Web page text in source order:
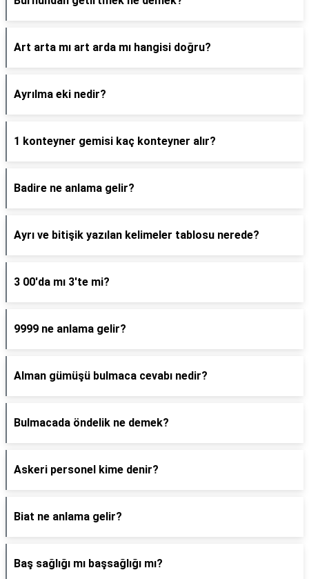
Art arta mı art arda mı hangisi doğru?
Ayrılma eki nedir?
1 konteyner gemisi kaç konteyner alır?
Badire ne anlama gelir?
Ayrı ve bitişik yazılan kelimeler tablosu nerede?
3 00'da mı 3'te mi?
9999 ne anlama gelir?
Alman gümüşü bulmaca cevabı nedir?
Bulmacada öndelik ne demek?
Askeri personel kime denir?
Biat ne anlama gelir?
Baş sağlığı mı başsağlığı mı?